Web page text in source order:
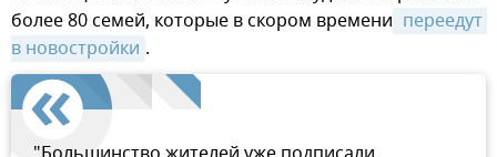
более 80 семей, которые в скором времени переедут
в новостройки .